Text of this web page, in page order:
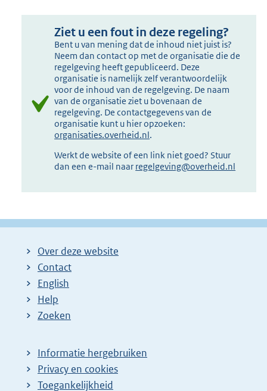
Ziet u een fout in deze regeling?
Bent u van mening dat de inhoud niet juist is?
Neem dan contact op met de organisatie die de
regelgeving heeft gepubliceerd. Deze
organisatie is namelijk zelf verantwoordelijk
voor de inhoud van de regelgeving. De naam
van de organisatie ziet u bovenaan de
regelgeving. De contactgegevens van de
organisatie kunt u hier opzoeken:
organisaties.overheid.nl.
Werkt de website of een link niet goed? Stuur
dan een e-mail naar regelgeving@overheid.nl
Over deze website
Contact
English
Help
Zoeken
Informatie hergebruiken
Privacy en cookies
Toegankelijkheid